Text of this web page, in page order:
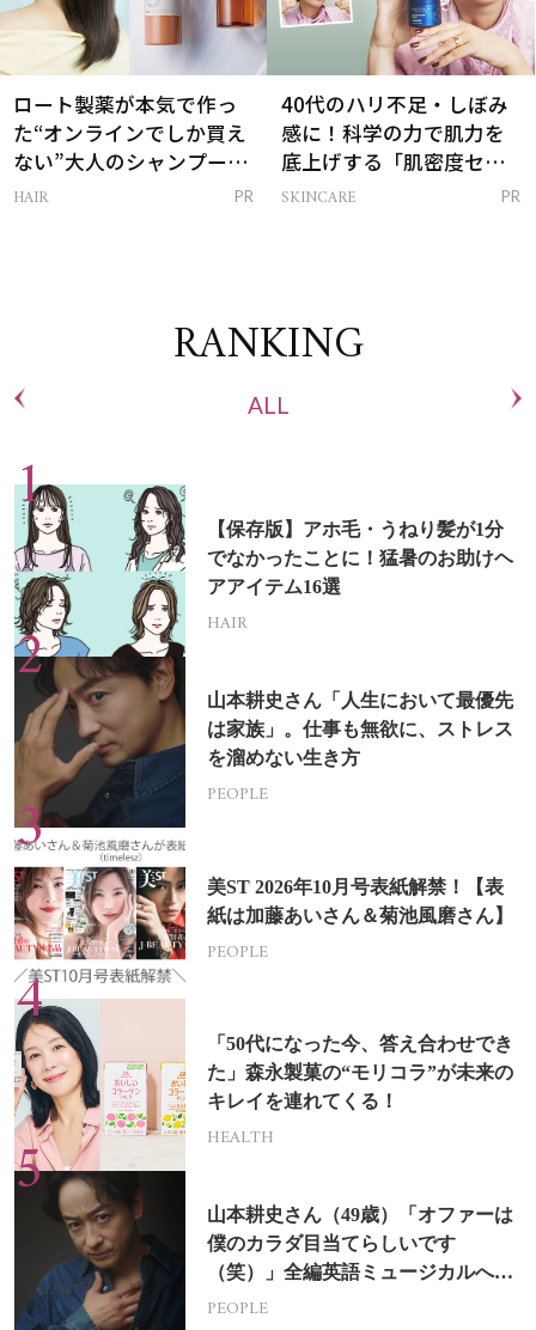
ロート製薬が本気で作っ
た“オンラインでしか買え
ない”大人のシャンプー＆
トリートメントって？
HAIR PR
40代のハリ不足・しぼみ
感に！科学の力で肌力を
底上げする「肌密度セラ
ム」
SKINCARE PR
RANKING
ALL
【保存版】アホ毛・うねり髪が1分
でなかったことに！猛暑のお助けヘ
アアイテム16選
HAIR
山本耕史さん「人生において最優先
は家族」。仕事も無欲に、ストレス
を溜めない生き方
PEOPLE
美ST 2026年10月号表紙解禁！【表
紙は加藤あいさん＆菊池風磨さん】
PEOPLE
「50代になった今、答え合わせでき
た」森永製菓の“モリコラ”が未来の
キレイを連れてくる！
HEALTH
山本耕史さん（49歳）「オファーは
僕のカラダ目当てらしいです
（笑）」全編英語ミュージカルへの
挑戦
PEOPLE